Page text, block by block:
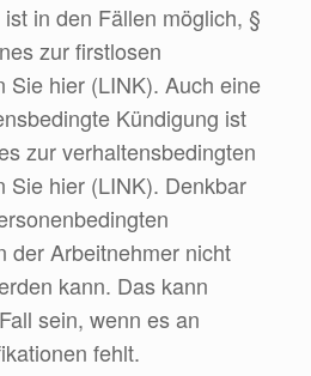
in den Fällen möglich, §
zur firstlosen
Sie hier (LINK). Auch eine
Kündigung ist
zur verhaltensbedingten
Sie hier (LINK). Denkbar
der Arbeitnehmer nicht
kann. Das kann
sein, wenn es an
fehlt.